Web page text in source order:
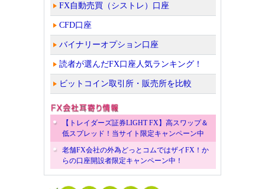
FX自動売買（シストレ）口座
CFD口座
バイナリーオプション口座
読者が選んだFX口座人気ランキング！
ビットコイン取引所・販売所を比較
【トレイダーズ証券LIGHT FX】高スワップ＆
低スプレッド！当サイト限定キャンペーン中
老舗FX会社の外為どっとコムではザイFX！か
らの口座開設者限定キャンペーン中！